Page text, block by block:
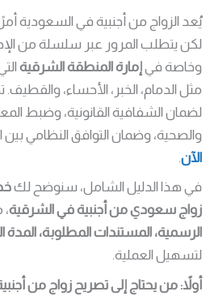
يُعد الزواج من أجنبية في السعودية
لكن يتطلب المرور عبر سلسلة من
وخاصة فيإمارة المنطقة الشرقية
مثل الدمام، الخبر، الأحساء،
لضمان الشفافية القانونية، وضبط
والصحية، وضمان التوافق النظامي
الآن
في هذا الدليل الشامل، سنوضح لك
زواج سعودي من أجنبية في الشرقية
الرسمية، المستندات المطلوبة، المدة
لتسهيل العملية.
أولاً: من يحتاج إلى تصريح زواج من